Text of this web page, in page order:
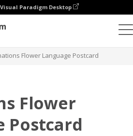
Visual Paradigm Desktop
Flower Language Postcard
Flower
Postcard